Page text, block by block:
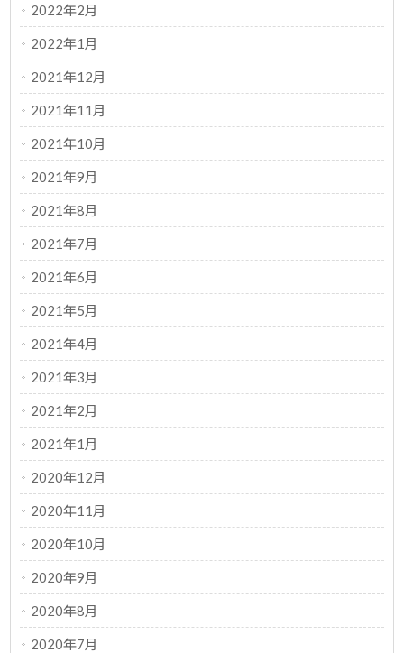
2022年2月
2022年1月
2021年12月
2021年11月
2021年10月
2021年9月
2021年8月
2021年7月
2021年6月
2021年5月
2021年4月
2021年3月
2021年2月
2021年1月
2020年12月
2020年11月
2020年10月
2020年9月
2020年8月
2020年7月